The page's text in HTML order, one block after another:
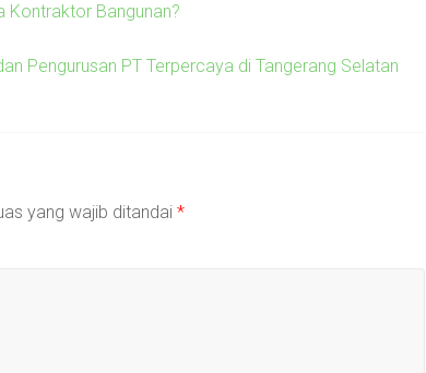
Kontraktor Bangunan?
Pengurusan PT Terpercaya di Tangerang Selatan
yang wajib ditandai *